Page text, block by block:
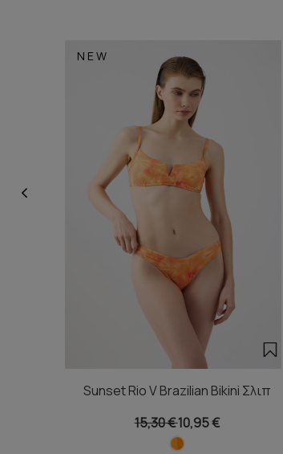
NEW
Sunset Rio V Brazilian Bikini Σλιπ
15,30 €10,95 €